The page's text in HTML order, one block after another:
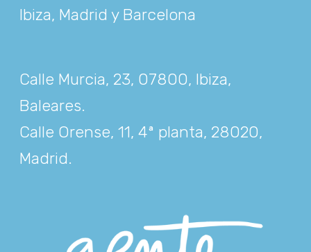
Ibiza, Madrid y Barcelona
Calle Murcia, 23, 07800, Ibiza,
Baleares.
Calle Orense, 11, 4ª planta, 28020,
Madrid.